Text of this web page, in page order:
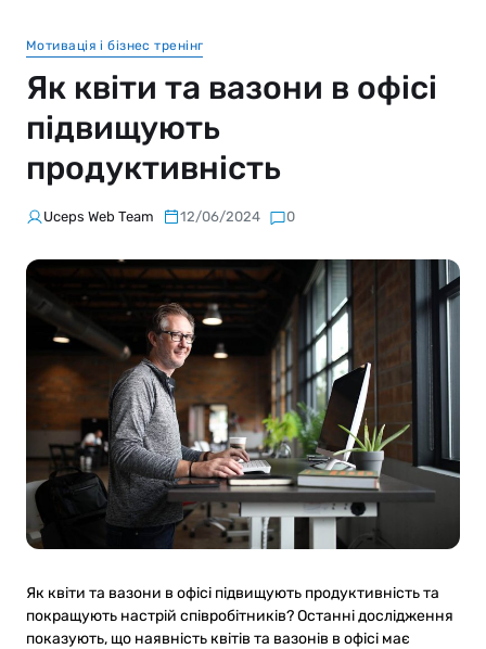
Мотивація і бізнес тренінг
Як квіти та вазони в офісі
підвищують
продуктивність
Uceps Web Team 12/06/2024 0
Як квіти та вазони в офісі підвищують продуктивність та
покращують настрій співробітників? Останні дослідження
показують, що наявність квітів та вазонів в офісі має